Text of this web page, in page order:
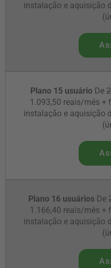
instalação e aquisição
Plano 15 usuário De
1.093,50 reais/mês +
instalação e aquisição
Plano 16 usuários De
1.166,40 reais/mês +
instalação e aquisição